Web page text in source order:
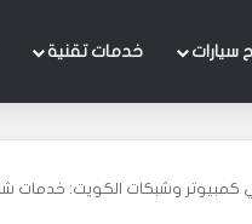
سيارات خدمات تقنية